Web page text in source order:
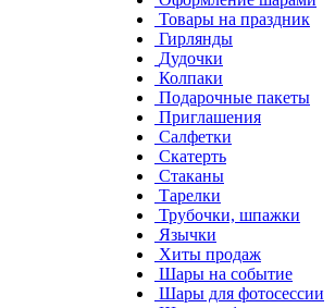
Товары на праздник
Гирлянды
Дудочки
Колпаки
Подарочные пакеты
Приглашения
Салфетки
Скатерть
Стаканы
Тарелки
Трубочки, шпажки
Язычки
Хиты продаж
Шары на событие
Шары для фотосессии